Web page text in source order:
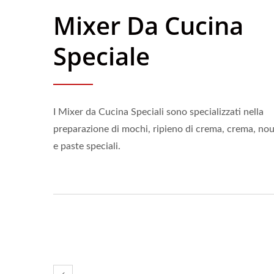
Mixer Da Cucina
Speciale
I Mixer da Cucina Speciali sono specializzati nella
preparazione di mochi, ripieno di crema, crema,
e paste speciali.